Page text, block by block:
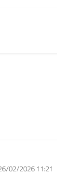
02/2026 11:21